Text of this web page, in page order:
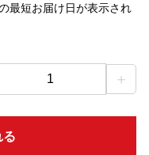
最短お届け日が表示され
1 ＋
る